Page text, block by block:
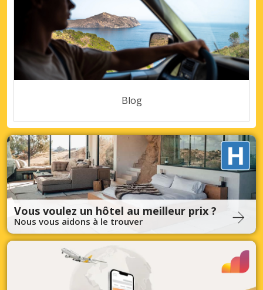
Blog
Vous voulez un hôtel au meilleur prix ?
Nous vous aidons à le trouver